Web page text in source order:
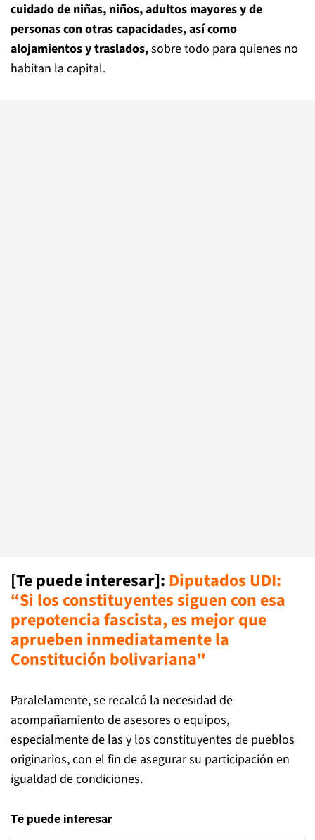
cuidado de niñas, niños, adultos mayores y de
personas con otras capacidades, así como
alojamientos y traslados,sobre todo para quienes no
habitan la capital.
[Te puede interesar]: Diputados UDI:
“Si los constituyentes siguen con esa
prepotencia fascista, es mejor que
aprueben inmediatamente la
Constitución bolivariana"
Paralelamente, se recalcó la necesidad de
acompañamiento de asesores o equipos,
especialmente de las y los constituyentes de pueblos
originarios, con el fin de asegurar su participación en
igualdad de condiciones.
Te puede interesar